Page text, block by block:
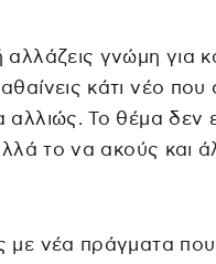
αλλάζεις γνώμη για
κάτι νέο που
αλλιώς. Το θέμα δεν
το να ακούς και
με νέα πράγματα